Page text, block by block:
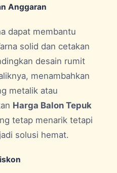
Anggaran
dapat membantu
solid dan cetakan
desain rumit
menambahkan
metalik atau
Harga Balon Tepuk
tetap menarik tetapi
solusi hemat.